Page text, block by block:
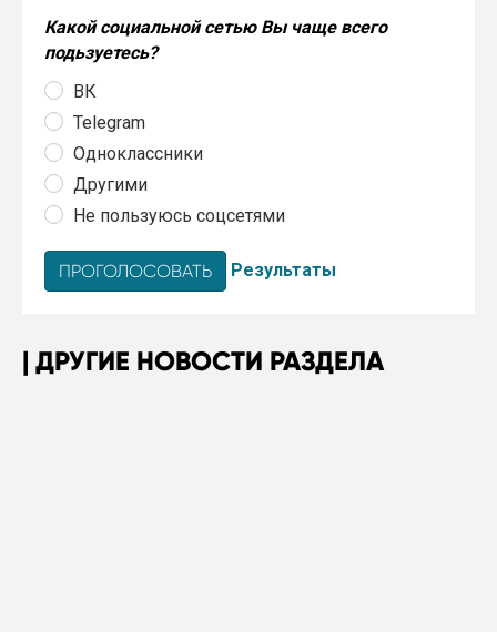
Какой социальной сетью Вы чаще всего
подьзуетесь?
ВК
Telegram
Одноклассники
Другими
Не пользуюсь соцсетями
Результаты
ДРУГИЕ НОВОСТИ РАЗДЕЛА